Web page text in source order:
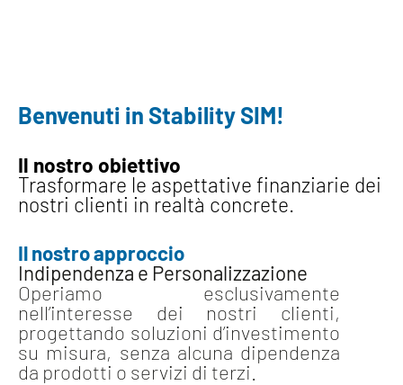
Benvenuti in Stability SIM!
Il nostro obiettivo
Trasformare le aspettative finanziarie dei
nostri clienti in realtà concrete.
Il nostro approccio
Indipendenza e Personalizzazione
Operiamo esclusivamente
nell’interesse dei nostri clienti,
progettando soluzioni d’investimento
su misura, senza alcuna dipendenza
da prodotti o servizi di terzi.